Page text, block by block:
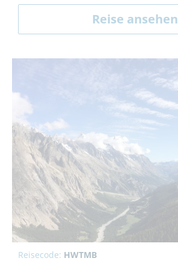
Reise ansehen
Reisecode: HWTMB